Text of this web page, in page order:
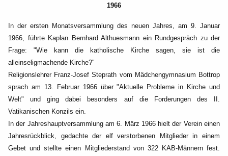
1966
In der ersten Monatsversammlung des neuen Jahres, am 9. Januar
1966, führte Kaplan Bernhard Althuesmann ein Rundgespräch zu der
Frage: "Wie kann die katholische Kirche sagen, sie ist die
alleinseligmachende Kirche?"
Religionslehrer Franz-Josef Steprath vom Mädchengymnasium Bottrop
sprach am 13. Februar 1966 über "Aktuelle Probleme in Kirche und
Welt" und ging dabei besonders auf die Forderungen des II.
Vatikanischen Konzils ein.
In der Jahreshauptversammlung am 6. März 1966 hielt der Verein einen
Jahresrückblick, gedachte der elf verstorbenen Mitglieder in einem
Gebet und stellte einen Mitgliederstand von 322 KAB-Männern fest.